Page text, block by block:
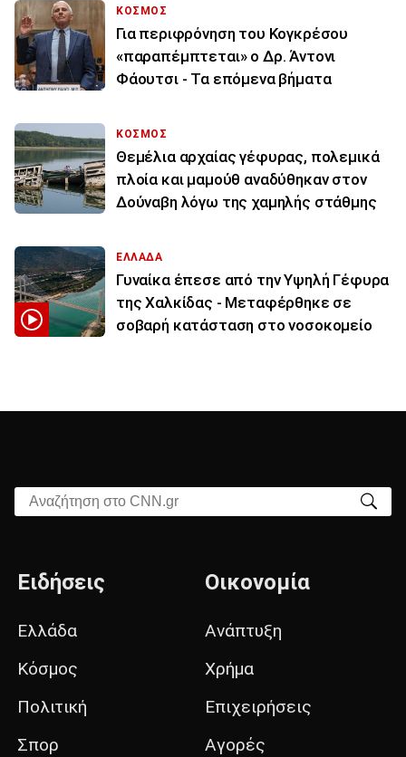
ΚΟΣΜΟΣ
Για περιφρόνηση του Κογκρέσου
«παραπέμπτεται» ο Δρ. Άντονι
Φάουτσι - Τα επόμενα βήματα
ΚΟΣΜΟΣ
Θεμέλια αρχαίας γέφυρας, πολεμικά
πλοία και μαμούθ αναδύθηκαν στον
Δούναβη λόγω της χαμηλής στάθμης
ΕΛΛΑΔΑ
Γυναίκα έπεσε από την Υψηλή Γέφυρα
της Χαλκίδας - Μεταφέρθηκε σε
σοβαρή κατάσταση στο νοσοκομείο
Αναζήτηση στο CNN.gr
Ειδήσεις
Ελλάδα
Κόσμος
Πολιτική
Σπορ
Οικονομία
Ανάπτυξη
Χρήμα
Επιχειρήσεις
Αγορές